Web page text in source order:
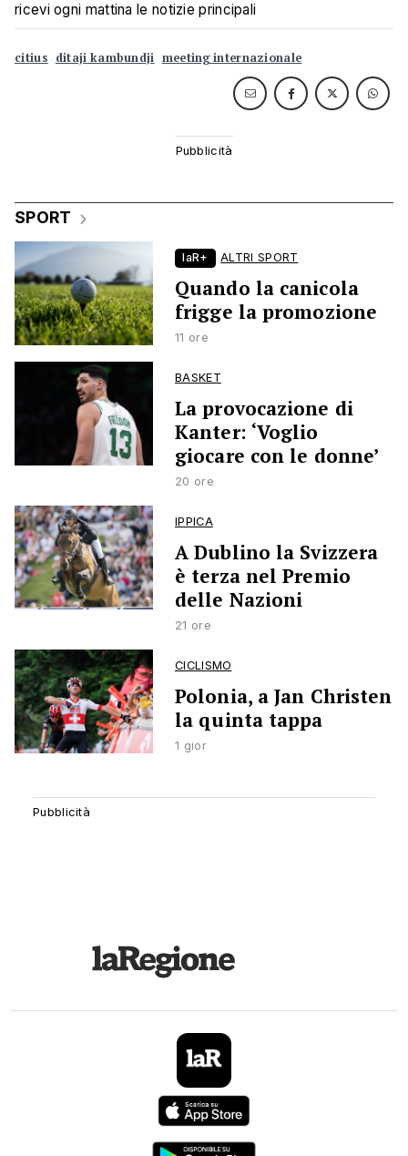
ricevi ogni mattina le notizie principali
citius ditaji kambundji meeting internazionale
SPORT
laR+ ALTRI SPORT
Quando la canicola
frigge la promozione
11 ore
BASKET
La provocazione di
Kanter: ‘Voglio
giocare con le donne’
20 ore
IPPICA
A Dublino la Svizzera
è terza nel Premio
delle Nazioni
21 ore
CICLISMO
Polonia, a Jan Christen
la quinta tappa
1 gior